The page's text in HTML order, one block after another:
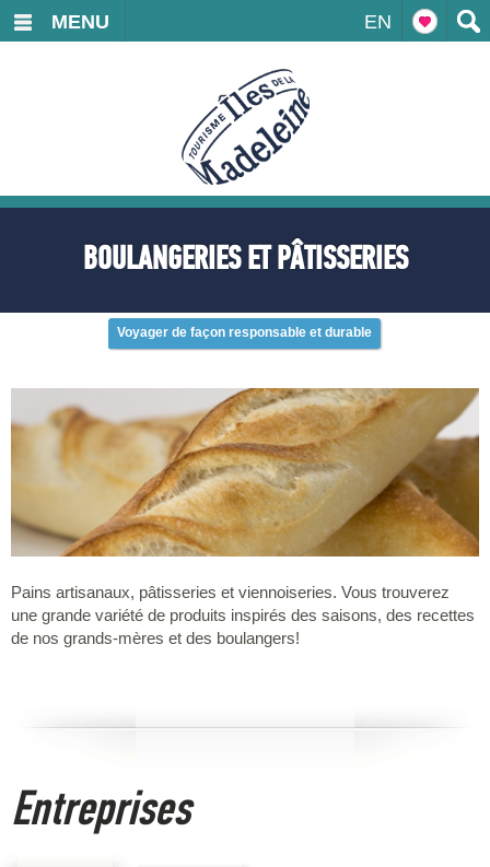
EN
MENU
BOULANGERIES ET PÂTISSERIES
Voyager de façon responsable et durable
Pains artisanaux, pâtisseries et viennoiseries. Vous trouverez
une grande variété de produits inspirés des saisons, des recettes
de nos grands-mères et des boulangers!
Entreprises